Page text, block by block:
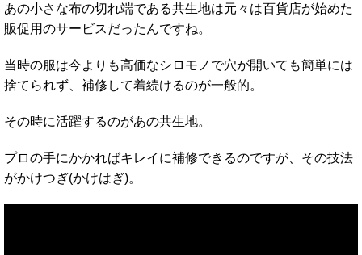
あの小さな布の切れ端である共生地は元々は百貨店が始めた
販促用のサービスだったんですね。
当時の服は今よりも高価なシロモノで穴が開いても簡単には
捨てられず、補修して着続けるのが一般的。
その時に活躍するのがあの共生地。
プロの手にかかればキレイに補修できるのですが、その技法
がかけつぎ(かけはぎ)。